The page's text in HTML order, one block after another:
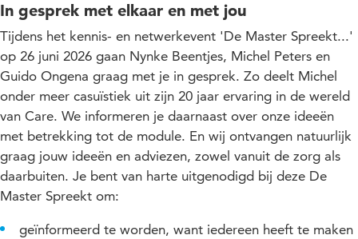
In gesprek met elkaar en met jou
Tijdens het kennis- en netwerkevent 'De Master Spreekt...'
op 26 juni 2026 gaan Nynke Beentjes, Michel Peters en
Guido Ongena graag met je in gesprek. Zo deelt Michel
onder meer casuïstiek uit zijn 20 jaar ervaring in de wereld
van Care. We informeren je daarnaast over onze ideeën
met betrekking tot de module. En wij ontvangen natuurlijk
graag jouw ideeën en adviezen, zowel vanuit de zorg als
daarbuiten. Je bent van harte uitgenodigd bij deze De
Master Spreekt om:
geïnformeerd te worden, want iedereen heeft te maken